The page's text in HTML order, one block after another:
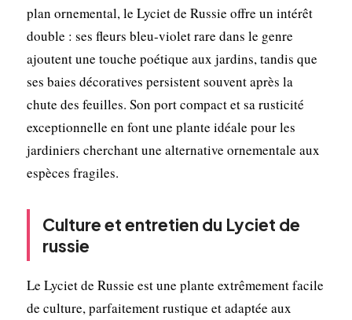
plan ornemental, le Lyciet de Russie offre un intérêt
double : ses fleurs bleu-violet rare dans le genre
ajoutent une touche poétique aux jardins, tandis que
ses baies décoratives persistent souvent après la
chute des feuilles. Son port compact et sa rusticité
exceptionnelle en font une plante idéale pour les
jardiniers cherchant une alternative ornementale aux
espèces fragiles.
Culture et entretien du Lyciet de
russie
Le Lyciet de Russie est une plante extrêmement facile
de culture, parfaitement rustique et adaptée aux